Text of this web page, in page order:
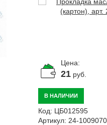
Цена:
21 руб.
В НАЛИЧИИ
Код: ЦБ012595
Артикул: 24-1009070